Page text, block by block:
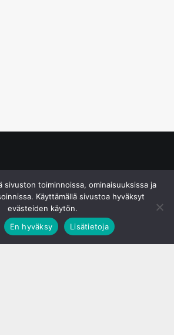
sivuston toiminnoissa, ominaisuuksissa ja
Käyttämällä sivustoa hyväksyt
evästeiden käytön.
En hyväksy Lisätietoja